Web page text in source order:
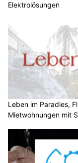
Elektrolösungen
Leben im Paradies,
Mietwohnungen mit